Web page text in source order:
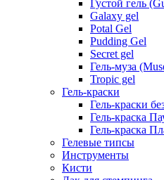
Густой гель
Galaxy gel
Potal Gel
Pudding Gel
Secret gel
Гель-муза
Tropic gel
Гель-краски
Гель-краски
Гель-краска
Гель-краска
Гелевые типсы
Инструменты
Кисти